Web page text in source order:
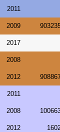
2011
2009
2017
2008
2012
2011
2008
2012